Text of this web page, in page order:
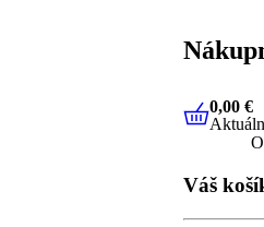
0,00 €
0,00 €
Váš